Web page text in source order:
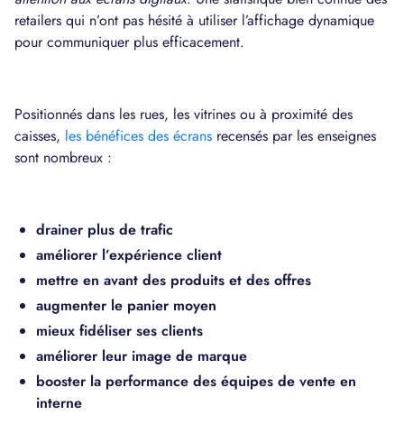
retailers qui n’ont pas hésité à utiliser l’affichage dynamique
pour communiquer plus efficacement.
Positionnés dans les rues, les vitrines ou à proximité des
caisses, les bénéfices des écrans recensés par les enseignes
sont nombreux :
drainer plus de trafic
améliorer l’expérience client
mettre en avant des produits et des offres
augmenter le panier moyen
mieux fidéliser ses clients
améliorer leur image de marque
booster la performance des équipes de vente en
interne